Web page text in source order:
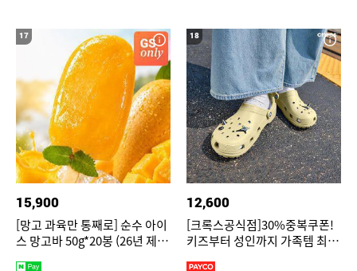
17
15,900
[망고 과육만 통째로] 순수 아이
스 망고바 50g*20봉 (26년 제
18
12,600
[크록스공식점]30%중복쿠폰!
키즈부터 성인까지 가족템 최대